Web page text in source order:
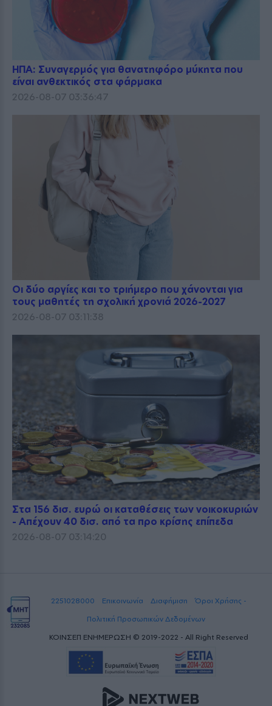
ΗΠΑ: Συναγερμός για θανατηφόρο μύκητα που
είναι ανθεκτικός στα φάρμακα
2026-08-07 03:36:47
Οι δύο αργίες και το τριήμερο που χάνονται για
τους μαθητές τη σχολική χρονιά 2026-2027
2026-08-07 03:11:38
Στα 156 δισ. ευρώ οι καταθέσεις των νοικοκυριών
- Απέχουν 40 δισ. από τα προ κρίσης επίπεδα
2026-08-07 03:14:20
2251028000 Επικοινωνία Διαφήμιση
Όροι Χρήσης -
Πολιτική Προσωπικών Δεδομένων
ΚΟΙΝΣΕΠ ΕΝΗΜΕΡΩΣΗ © 2019-2022 - All Right Reserved